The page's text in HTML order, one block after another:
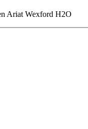
Ariat Wexford H2O